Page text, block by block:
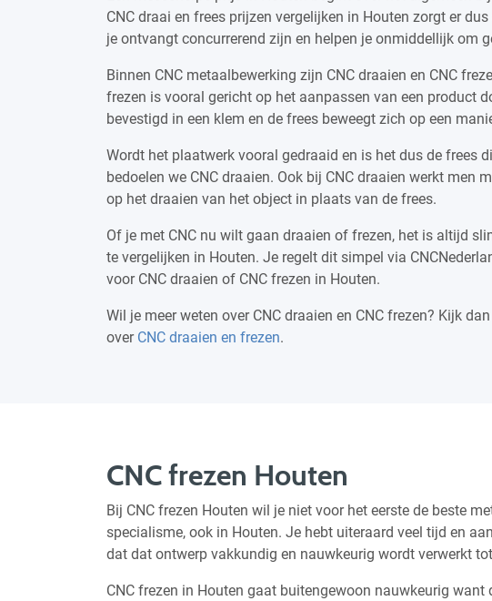
CNC draai en frees prijzen vergelijken in Houten zorgt er
je ontvangt concurrerend zijn en helpen je onmiddellijk om
Binnen CNC metaalbewerking zijn CNC draaien en CNC
frezen is vooral gericht op het aanpassen van een product
bevestigd in een klem en de frees beweegt zich op een
Wordt het plaatwerk vooral gedraaid en is het dus de frees
bedoelen we CNC draaien. Ook bij CNC draaien werkt men
op het draaien van het object in plaats van de frees.
Of je met CNC nu wilt gaan draaien of frezen, het is altijd
te vergelijken in Houten. Je regelt dit simpel via
voor CNC draaien of CNC frezen in Houten.
Wil je meer weten over CNC draaien en CNC frezen? Kijk
over CNC draaien en frezen.
CNC frezen Houten
Bij CNC frezen Houten wil je niet voor het eerste de beste
specialisme, ook in Houten. Je hebt uiteraard veel tijd en
dat dat ontwerp vakkundig en nauwkeurig wordt verwerkt
CNC frezen in Houten gaat buitengewoon nauwkeurig